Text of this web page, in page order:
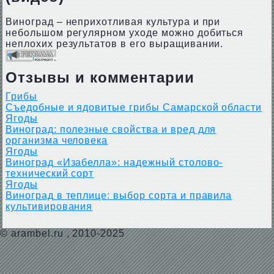
Виноград – неприхотливая культура и при
небольшом регулярном уходе можно добиться
неплохих результатов в его выращивании.
Отзывы и комментарии
Грибы
Съедобные и ядовитые грибы Самарской области
Ягоды
Виноград: полезные свойства и вред для
организма человека
Ягоды
Виноград «Изабелла»: надежный столово-
технический сорт
Ягоды
Виноград в теплице: выбор сорта и правила
культивирования
© arambel.ru, 2010-2025